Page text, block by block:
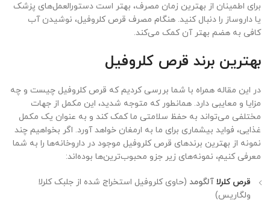
برای اطمینان از بهترین زمان مصرف، بهتر است دستورالعمل‌های پزشک
یا داروساز را دنبال کنید. هنگام مصرف قرص کلروفیل، نوشیدن آب
کافی به هضم بهتر آن کمک می‌کند.
بهترین برند قرص کلروفیل
در این مقاله همراه با شما بررسی کردیم که قرص کلروفیل چیست و چه
مزایا و معایبی دارد. همانطور که متوجه شدید، این مکمل از جهات
مختلفی می‌تواند به حفظ سلامتی ما کمک کند و به عنوان یک مکمل
غذایی، فواید بیشماری برای ما به ارمغان خواهد آورد. اگر بخواهیم چند
نمونه از بهترین برندهای قرص کلروفیل موجود در داروخانه‌ها را به شما
معرفی کنیم، نمونه‌های زیر جزو محبوب‌ترین‌ها بوده‌اند:
قرص کلرلا آلگومد (حاوی کلروفیل استخراج شده از جلبک کلرلا
ولگاریس)